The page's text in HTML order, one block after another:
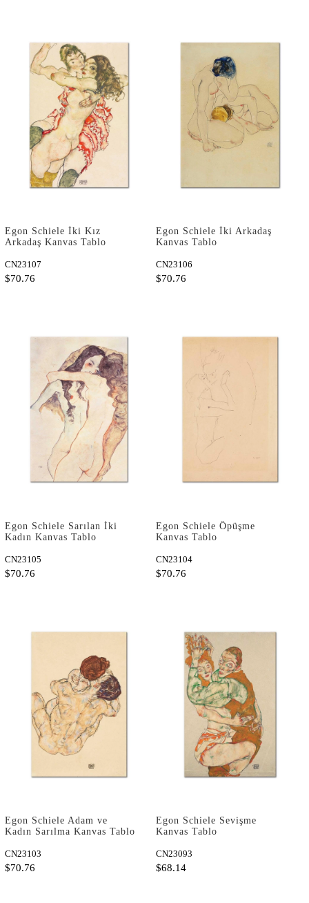
Egon Schiele İki Kız
Arkadaş Kanvas Tablo
CN23107
$70.76
Egon Schiele İki Arkadaş
Kanvas Tablo
CN23106
$70.76
Egon Schiele Sarılan İki
Kadın Kanvas Tablo
CN23105
$70.76
Egon Schiele Öpüşme
Kanvas Tablo
CN23104
$70.76
Egon Schiele Adam ve
Kadın Sarılma Kanvas Tablo
CN23103
$70.76
Egon Schiele Sevişme
Kanvas Tablo
CN23093
$68.14